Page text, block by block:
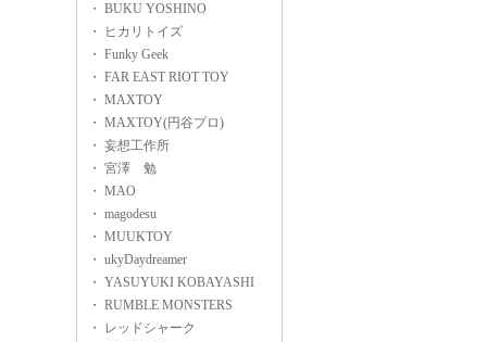
・ BUKU YOSHINO
・ ヒカリトイズ
・ Funky Geek
・ FAR EAST RIOT TOY
・ MAXTOY
・ MAXTOY(円谷プロ)
・ 妄想工作所
・ 宮澤 勉
・ MAO
・ magodesu
・ MUUKTOY
・ ukyDaydreamer
・ YASUYUKI KOBAYASHI
・ RUMBLE MONSTERS
・ レッドシャーク